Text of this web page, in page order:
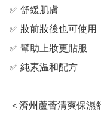
✅ 舒緩肌膚
✅ 妝前妝後也可使用
✅ 幫助上妝更貼服
✅ 純素温和配方
＜濟州蘆薈清爽保濕